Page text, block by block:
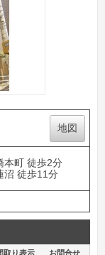
地図
本町 徒歩2分
沼 徒歩11分
取り表示 お問合せ